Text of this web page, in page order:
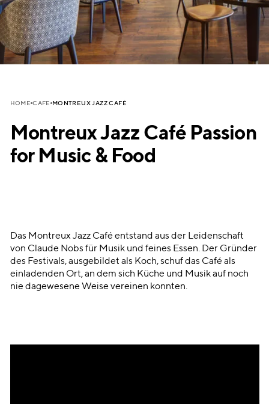
HOME CAFE MONTREUX JAZZ CAFÉ
Montreux Jazz Café Passion
for Music & Food
Das Montreux Jazz Café entstand aus der Leidenschaft
von Claude Nobs für Musik und feines Essen. Der Gründer
des Festivals, ausgebildet als Koch, schuf das Café als
einladenden Ort, an dem sich Küche und Musik auf noch
nie dagewesene Weise vereinen konnten.